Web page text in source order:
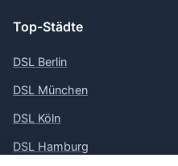
Top-Städte
DSL Berlin
DSL München
DSL Köln
DSL Hamburg